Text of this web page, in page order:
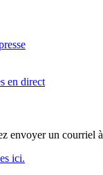
en direct
envoyer un courriel à
ici.